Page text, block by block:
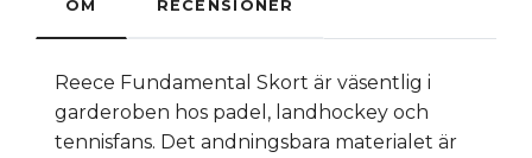
OM RECENSIONER
Reece Fundamental Skort är väsentlig i
garderoben hos padel, landhockey och
tennisfans. Det andningsbara materialet är